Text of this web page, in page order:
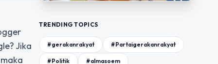
Jika
TRENDING TOPICS
#gerakanrakyat #Partaigerakanrakyat
#Politik #almasoem